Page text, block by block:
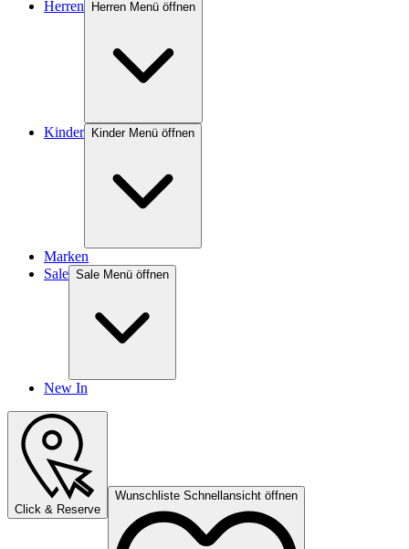
Herren Herren Menü öffnen
Kinder Kinder Menü öffnen
Marken
Sale Sale Menü öffnen
New In
Click & Reserve
Wunschliste Schnellansicht öffnen